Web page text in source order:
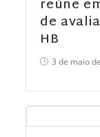
reúne
de
HB
3 de maio